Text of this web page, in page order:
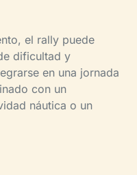
el rally puede
dificultad y
en una jornada
con un
náutica o un